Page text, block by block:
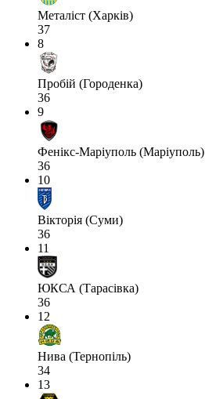
Металіст (Харків)
37
8
Пробій (Городенка)
36
9
Фенікс-Маріуполь (Маріуполь)
36
10
Вікторія (Суми)
36
11
ЮКСА (Тарасівка)
36
12
Нива (Тернопіль)
34
13